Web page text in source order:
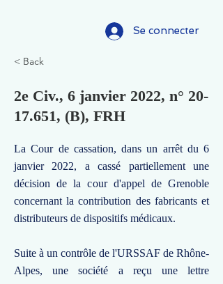
Se connecter
< Back
2e Civ., 6 janvier 2022, n° 20-
17.651, (B), FRH
La Cour de cassation, dans un arrêt du 6
janvier 2022, a cassé partiellement une
décision de la cour d'appel de Grenoble
concernant la contribution des fabricants et
distributeurs de dispositifs médicaux.
Suite à un contrôle de l'URSSAF de Rhône-
Alpes, une société a reçu une lettre